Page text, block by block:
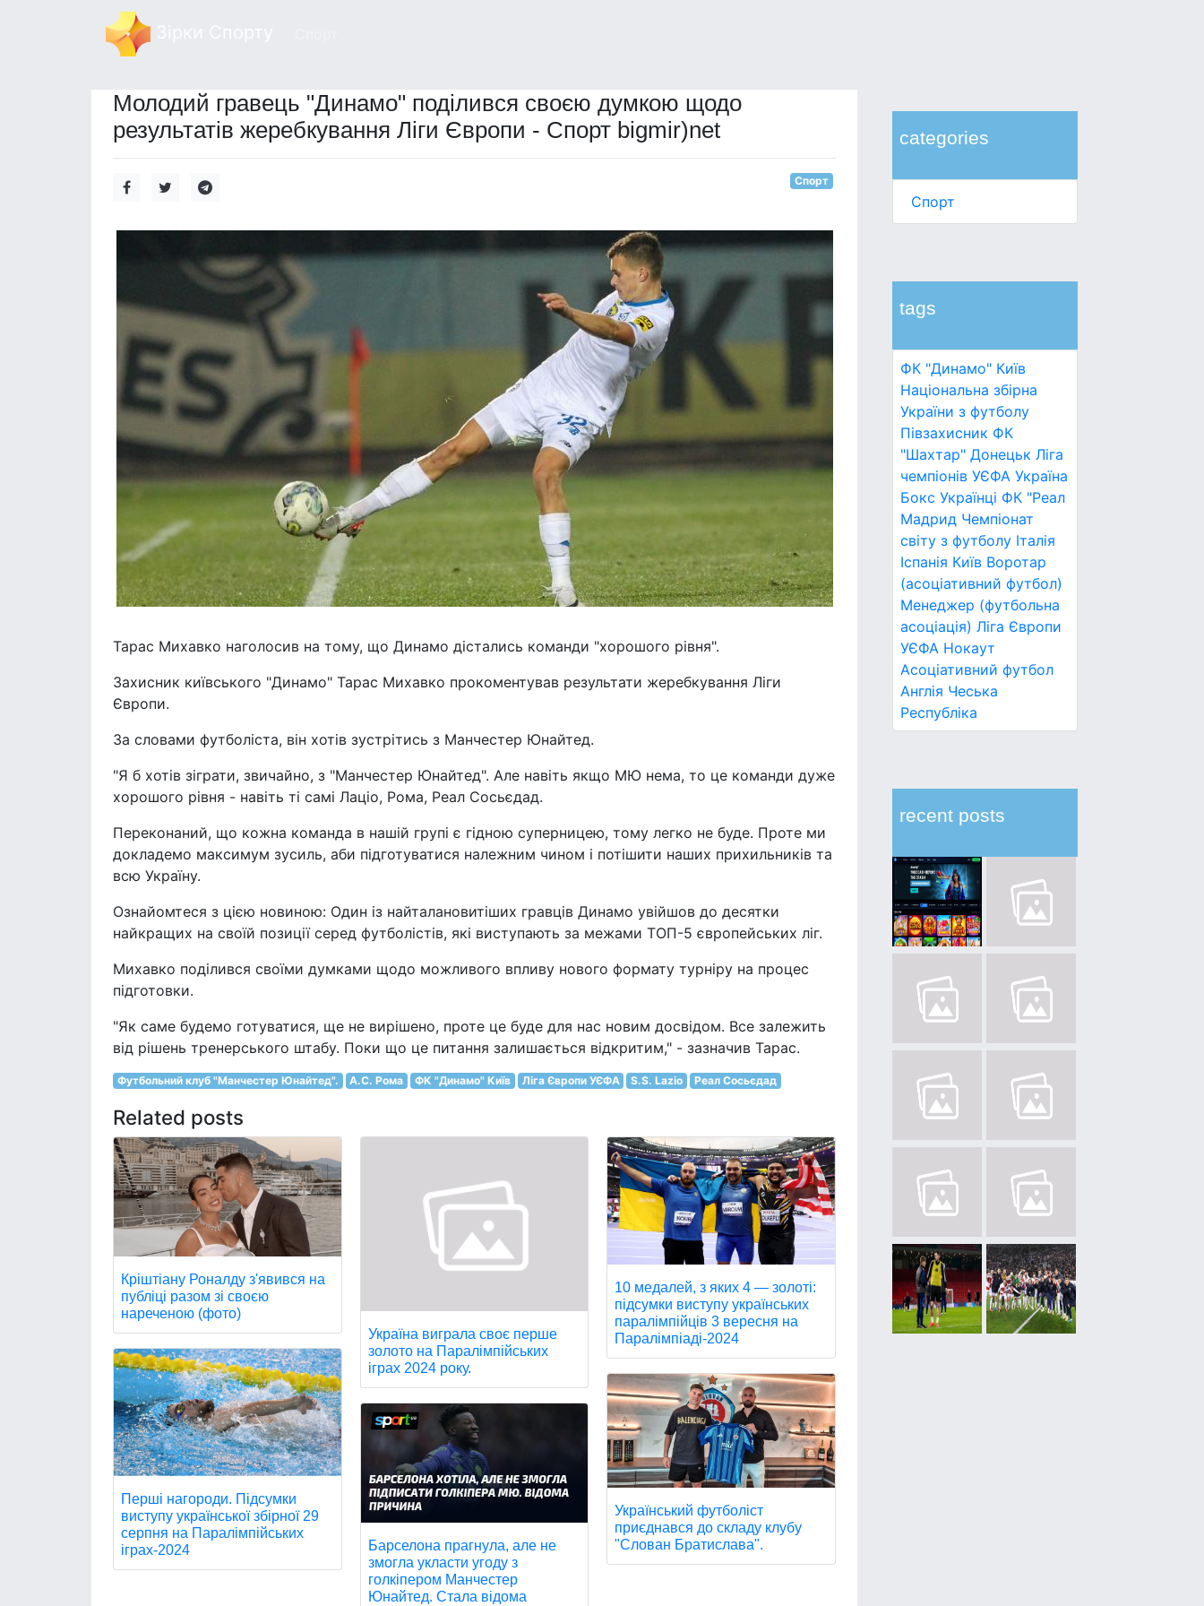
categories
Спорт
tags
ФК "Динамо" Київ
Національна збірна
України з футболу
Півзахисник ФК
"Шахтар" Донецьк Ліга
чемпіонів УЄФА Україна
Бокс Українці ФК "Реал
Мадрид Чемпіонат
світу з футболу Італія
Іспанія Київ Воротар
(асоціативний футбол)
Менеджер (футбольна
асоціація) Ліга Європи
УЄФА Нокаут
Асоціативний футбол
Англія Чеська
Республіка
recent posts
Молодий гравець "Динамо" поділився своєю думкою щодо
результатів жеребкування Ліги Європи - Спорт bigmir)net
Спорт
Тарас Михавко наголосив на тому, що Динамо дістались команди "хорошого рівня".
Захисник київського "Динамо" Тарас Михавко прокоментував результати жеребкування Ліги
Європи.
За словами футболіста, він хотів зустрітись з Манчестер Юнайтед.
"Я б хотів зіграти, звичайно, з "Манчестер Юнайтед". Але навіть якщо МЮ нема, то це команди дуже
хорошого рівня - навіть ті самі Лаціо, Рома, Реал Сосьєдад.
Переконаний, що кожна команда в нашій групі є гідною суперницею, тому легко не буде. Проте ми
докладемо максимум зусиль, аби підготуватися належним чином і потішити наших прихильників та
всю Україну.
Ознайомтеся з цією новиною: Один із найталановитіших гравців Динамо увійшов до десятки
найкращих на своїй позиції серед футболістів, які виступають за межами ТОП-5 європейських ліг.
Михавко поділився своїми думками щодо можливого впливу нового формату турніру на процес
підготовки.
"Як саме будемо готуватися, ще не вирішено, проте це буде для нас новим досвідом. Все залежить
від рішень тренерського штабу. Поки що це питання залишається відкритим," - зазначив Тарас.
Футбольний клуб "Манчестер Юнайтед". А.С. Рома ФК "Динамо" Київ Ліга Європи УЄФА S.S. Lazio Реал Сосьєдад
Related posts
Кріштіану Роналду з'явився на
публіці разом зі своєю
нареченою (фото)
Перші нагороди. Підсумки
виступу української збірної 29
серпня на Паралімпійських
іграх-2024
Україна виграла своє перше
золото на Паралімпійських
іграх 2024 року.
Барселона прагнула, але не
змогла укласти угоду з
голкіпером Манчестер
Юнайтед. Стала відома
10 медалей, з яких 4 — золоті:
підсумки виступу українських
паралімпійців 3 вересня на
Паралімпіаді-2024
Український футболіст
приєднався до складу клубу
"Слован Братислава".